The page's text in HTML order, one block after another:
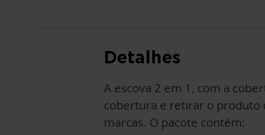
Detalhes
A escova 2 em 1, com a
cobertura e retirar o produto
marcas. O pacote contém: